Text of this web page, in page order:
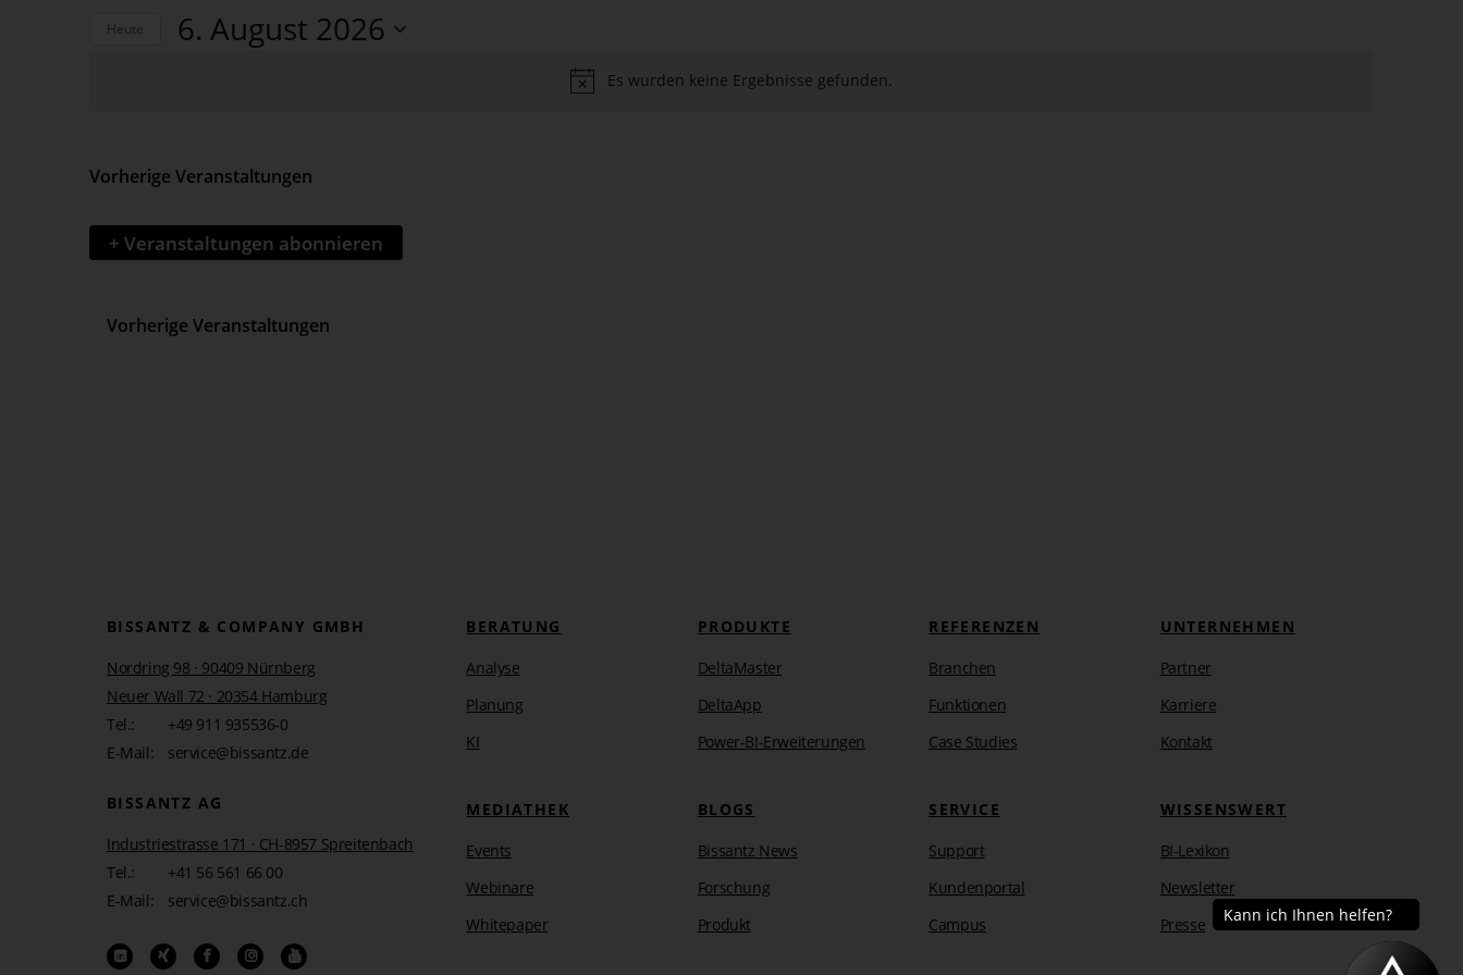
Es wurden keine Ergebnisse gefunden.
nach
Heute 6. August 2026
Vorherige Veranstaltungen
+ Veranstaltungen abonnieren
Vorherige Veranstaltungen
BISSANTZ & COMPANY GMBH
Nordring 98 · 90409 Nürnberg
Neuer Wall 72 · 20354 Hamburg
Tel.:
+49 911 935536-0
E-Mail:
service@bissantz.de
BISSANTZ AG
Industriestrasse 171 · CH-8957 Spreitenbach
Tel.:
+41 56 561 66 00
E-Mail:
service@bissantz.ch
BERATUNG
Analyse
Planung
KI
MEDIATHEK
Events
Webinare
Whitepaper
PRODUKTE
DeltaMaster
DeltaApp
Power-BI-Erweiterungen
BLOGS
Bissantz News
Forschung
Produkt
REFERENZEN
Branchen
Funktionen
Case Studies
SERVICE
Support
Kundenportal
Campus
UNTERNEHMEN
Partner
Karriere
Kontakt
WISSENSWERT
BI-Lexikon
Newsletter
Presse